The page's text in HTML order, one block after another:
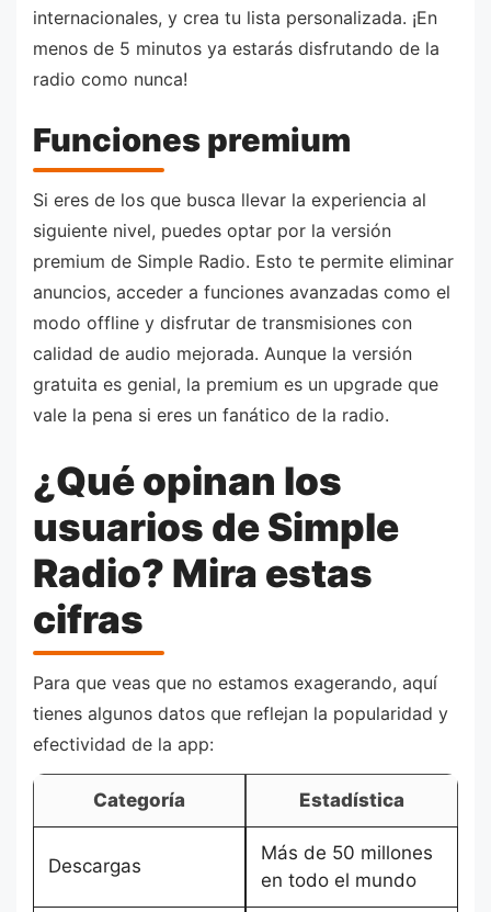
internacionales, y crea tu lista personalizada. ¡En
menos de 5 minutos ya estarás disfrutando de la
radio como nunca!
Funciones premium
Si eres de los que busca llevar la experiencia al
siguiente nivel, puedes optar por la versión
premium de Simple Radio. Esto te permite eliminar
anuncios, acceder a funciones avanzadas como el
modo offline y disfrutar de transmisiones con
calidad de audio mejorada. Aunque la versión
gratuita es genial, la premium es un upgrade que
vale la pena si eres un fanático de la radio.
¿Qué opinan los
usuarios de Simple
Radio? Mira estas
cifras
Para que veas que no estamos exagerando, aquí
tienes algunos datos que reflejan la popularidad y
efectividad de la app:
Categoría Estadística
Descargas
Más de 50 millones
en todo el mundo